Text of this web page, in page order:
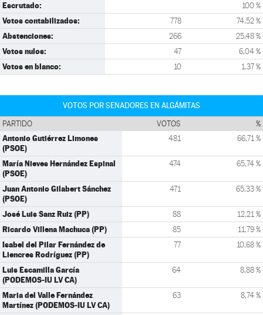
Escrutado: 100 %
Votos contabilizados: 778 74,52 %
Abstenciones: 266 25,48 %
Votos nulos: 47 6,04 %
Votos en blanco: 10 1,37 %
VOTOS POR SENADORES EN ALGÁMITAS
PARTIDO VOTOS %
Antonio Gutiérrez Limones
(PSOE)
481 66,71 %
María Nieves Hernández Espinal
(PSOE)
474 65,74 %
Juan Antonio Gilabert Sánchez
(PSOE)
471 65,33 %
José Luis Sanz Ruiz (PP) 88 12,21 %
Ricardo Villena Machuca (PP) 85 11,79 %
Isabel del Pilar Fernández de
Liencres Rodríguez (PP)
77 10,68 %
Luis Escamilla García
(PODEMOS-IU LV CA)
64 8,88 %
Maria del Valle Fernández
Martínez (PODEMOS-IU LV CA)
63 8,74 %